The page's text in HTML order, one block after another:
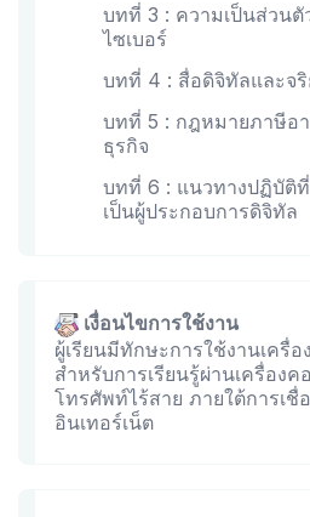
บทที่ 3 : ความเป็นส่วน
ไซเบอร์
บทที่ 4 : สื่อดิจิทัลและจ
บทที่ 5 : กฎหมายภาษีอา
ธุรกิจ
บทที่ 6 : แนวทางปฏิบัติ
เป็นผู้ประกอบการดิจิทัล
เงื่อนไขการใช้งาน
ผู้เรียนมีทักษะการใช้งานเครื่
สำหรับการเรียนรู้ผ่านเครื่องค
โทรศัพท์ไร้สาย ภายใต้การเชื่
อินเทอร์เน็ต